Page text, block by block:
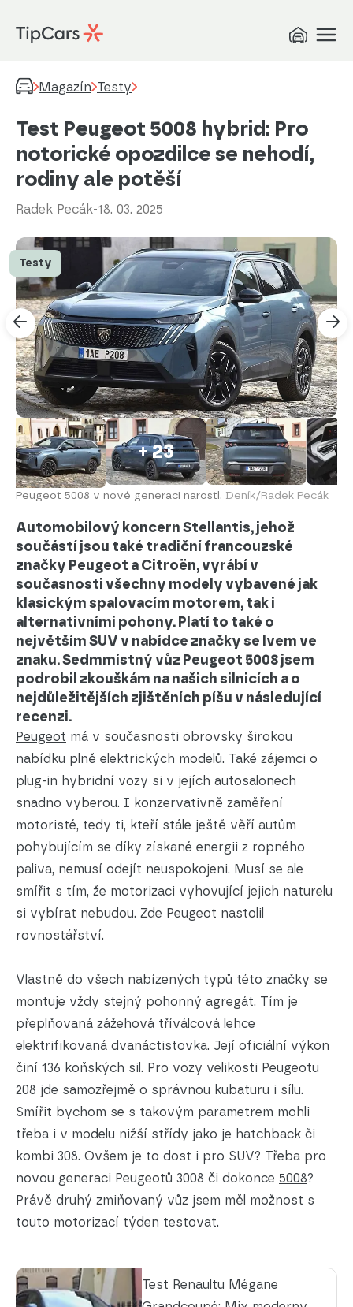
Magazín Testy
Test Peugeot 5008 hybrid: Pro
notorické opozdilce se nehodí,
rodiny ale potěší
Radek Pecák-18. 03. 2025
+ 23
Peugeot 5008 v nové generaci narostl. Deník/Radek Pecák
Testy
Automobilový koncern Stellantis, jehož
součástí jsou také tradiční francouzské
značky Peugeot a Citroën, vyrábí v
současnosti všechny modely vybavené jak
klasickým spalovacím motorem, tak i
alternativními pohony. Platí to také o
největším SUV v nabídce značky se lvem ve
znaku. Sedmmístný vůz Peugeot 5008 jsem
podrobil zkouškám na našich silnicích a o
nejdůležitějších zjištěních píšu v následující
recenzi.
Peugeot má v současnosti obrovsky širokou
nabídku plně elektrických modelů. Také zájemci o
plug-in hybridní vozy si v jejích autosalonech
snadno vyberou. I konzervativně zaměření
motoristé, tedy ti, kteří stále ještě věří autům
pohybujícím se díky získané energii z ropného
paliva, nemusí odejít neuspokojeni. Musí se ale
smířit s tím, že motorizaci vyhovující jejich naturelu
si vybírat nebudou. Zde Peugeot nastolil
rovnostářství.
Vlastně do všech nabízených typů této značky se
montuje vždy stejný pohonný agregát. Tím je
přeplňovaná zážehová tříválcová lehce
elektrifikovaná dvanáctistovka. Její oficiální výkon
činí 136 koňských sil. Pro vozy velikosti Peugeotu
208 jde samozřejmě o správnou kubaturu i sílu.
Smířit bychom se s takovým parametrem mohli
třeba i v modelu nižší střídy jako je hatchback či
kombi 308. Ovšem je to dost i pro SUV? Třeba pro
novou generaci Peugeotů 3008 či dokonce 5008?
Právě druhý zmiňovaný vůz jsem měl možnost s
touto motorizací týden testovat.
Test Renaultu Mégane